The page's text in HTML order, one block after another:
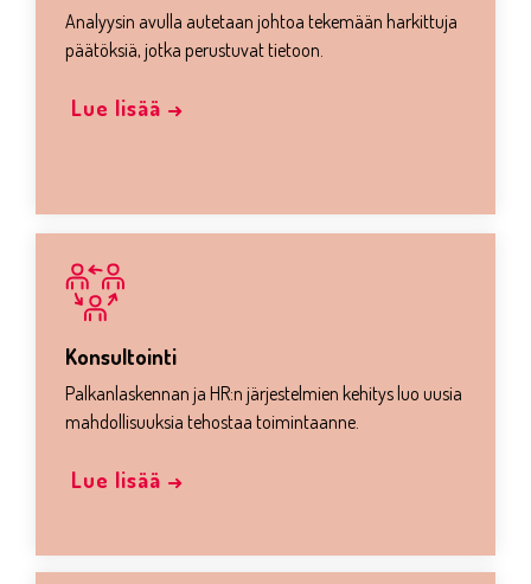
Analyysin avulla autetaan johtoa tekemään harkittuja
päätöksiä, jotka perustuvat tietoon.
Lue lisää →
Konsultointi
Palkanlaskennan ja HR:n järjestelmien kehitys luo uusia
mahdollisuuksia tehostaa toimintaanne.
Lue lisää →